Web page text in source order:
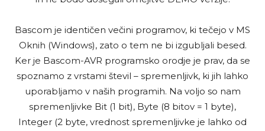
Bascom je identičen večini programov, ki tečejo v MS
Oknih (Windows), zato o tem ne bi izgubljali besed.
Ker je Bascom-AVR programsko orodje je prav, da se
spoznamo z vrstami števil – spremenljivk, ki jih lahko
uporabljamo v naših programih. Na voljo so nam
spremenljivke Bit (1 bit), Byte (8 bitov = 1 byte),
Integer (2 byte, vrednost spremenljivke je lahko od